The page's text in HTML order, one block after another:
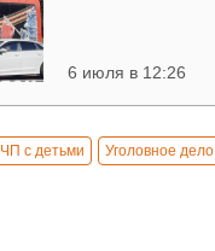
6 июля в 12:26
ЧП с детьми Уголовное дело